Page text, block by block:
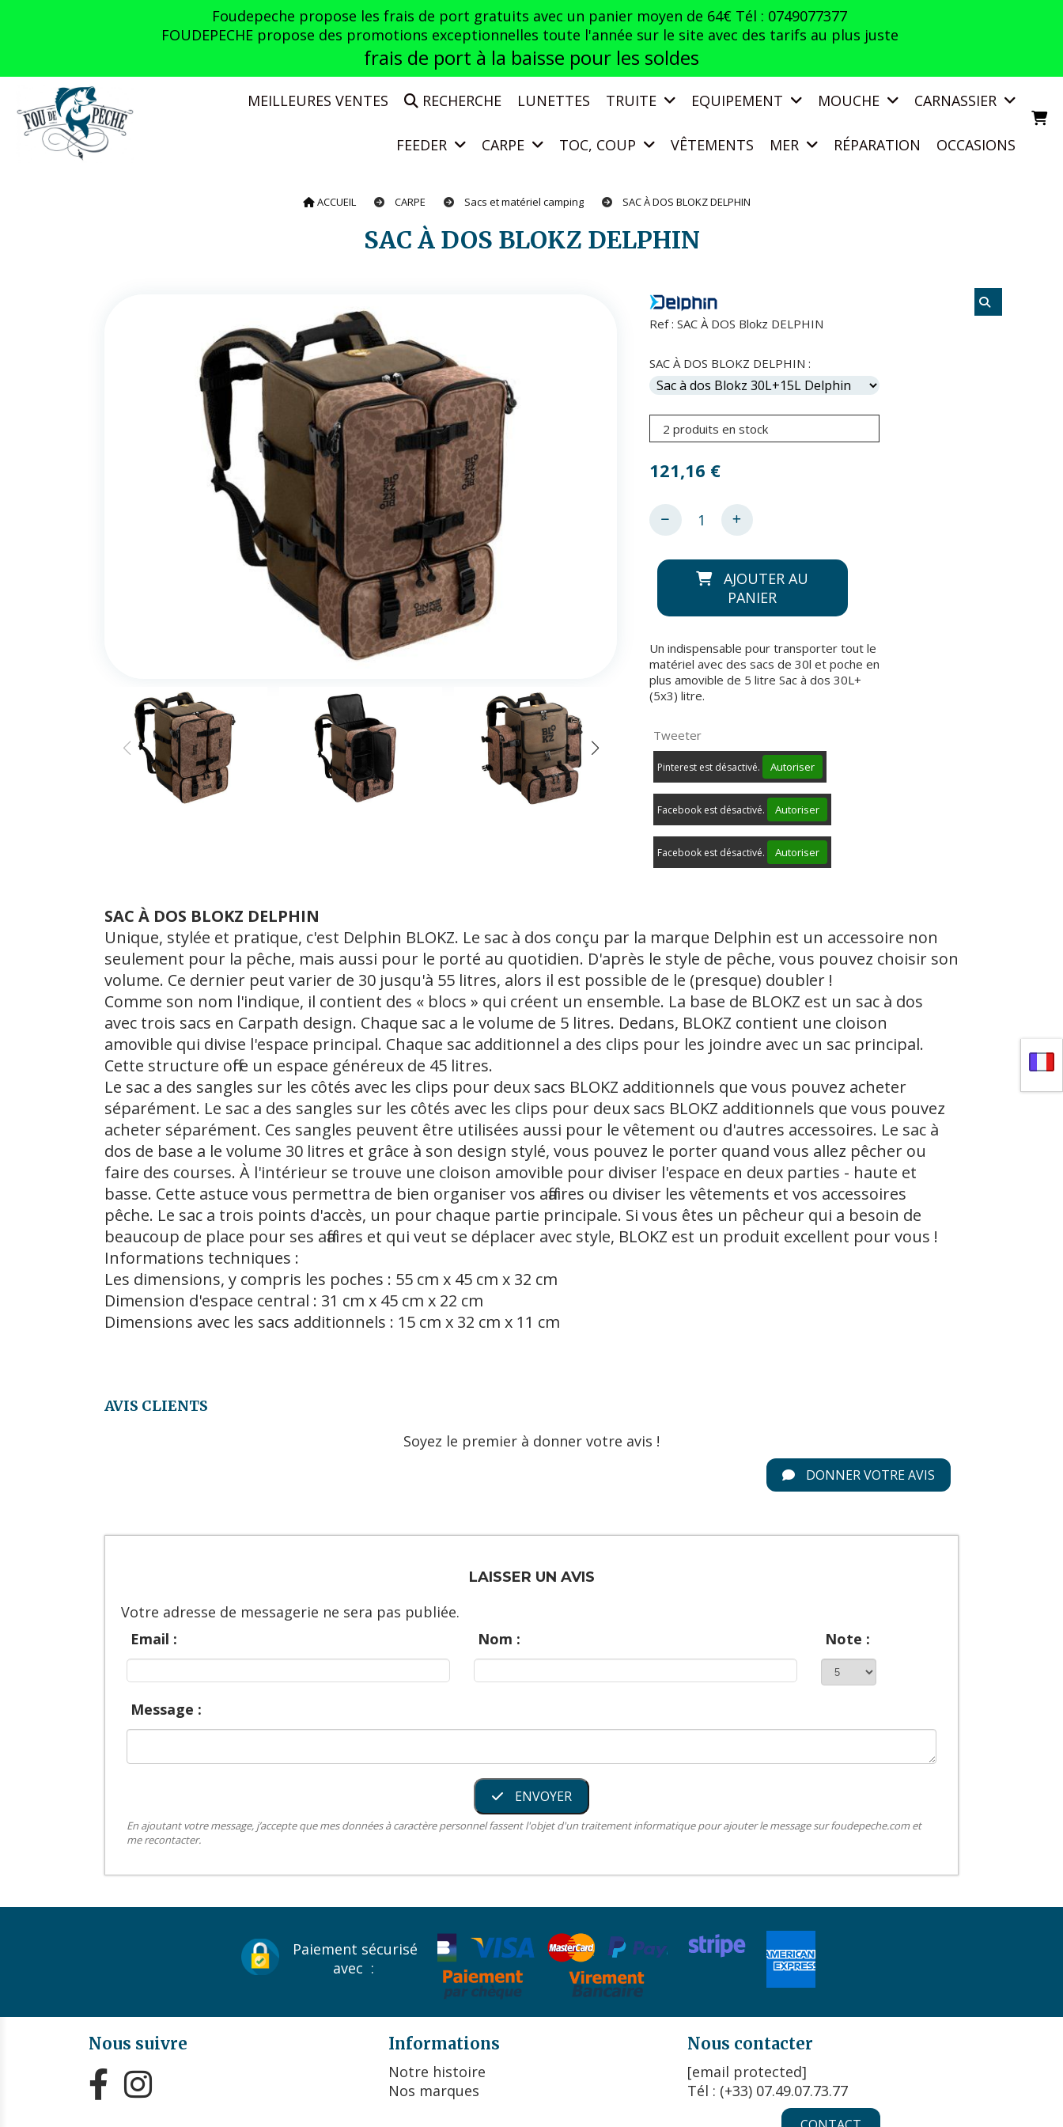
Foudepeche propose les frais de port gratuits avec un panier moyen de 64€ Tél : 0749077377
FOUDEPECHE propose des promotions exceptionnelles toute l'année sur le site avec des tarifs au plus juste
frais de port à la baisse pour les soldes
MEILLEURES VENTES RECHERCHE LUNETTES TRUITE EQUIPEMENT MOUCHE CARNASSIER
FEEDER CARPE TOC, COUP VÊTEMENTS MER RÉPARATION OCCASIONS
ACCUEIL CARPE Sacs et matériel camping SAC À DOS BLOKZ DELPHIN
SAC À DOS BLOKZ DELPHIN
Ref : SAC À DOS Blokz DELPHIN
SAC À DOS BLOKZ DELPHIN :
2 produits en stock
121,16 €
AJOUTER AU
PANIER
Un indispensable pour transporter tout le
matériel avec des sacs de 30l et poche en
plus amovible de 5 litre Sac à dos 30L+
(5x3) litre.
Tweeter
Pinterest est désactivé. Autoriser
Facebook est désactivé. Autoriser
Facebook est désactivé. Autoriser
SAC À DOS BLOKZ DELPHIN
Unique, stylée et pratique, c'est Delphin BLOKZ. Le sac à dos conçu par la marque Delphin est un accessoire non
seulement pour la pêche, mais aussi pour le porté au quotidien. D'après le style de pêche, vous pouvez choisir son
volume. Ce dernier peut varier de 30 jusqu'à 55 litres, alors il est possible de le (presque) doubler !
Comme son nom l'indique, il contient des « blocs » qui créent un ensemble. La base de BLOKZ est un sac à dos
avec trois sacs en Carpath design. Chaque sac a le volume de 5 litres. Dedans, BLOKZ contient une cloison
amovible qui divise l'espace principal. Chaque sac additionnel a des clips pour les joindre avec un sac principal.
Cette structure offre un espace généreux de 45 litres.
Le sac a des sangles sur les côtés avec les clips pour deux sacs BLOKZ additionnels que vous pouvez acheter
séparément. Le sac a des sangles sur les côtés avec les clips pour deux sacs BLOKZ additionnels que vous pouvez
acheter séparément. Ces sangles peuvent être utilisées aussi pour le vêtement ou d'autres accessoires. Le sac à
dos de base a le volume 30 litres et grâce à son design stylé, vous pouvez le porter quand vous allez pêcher ou
faire des courses. À l'intérieur se trouve une cloison amovible pour diviser l'espace en deux parties - haute et
basse. Cette astuce vous permettra de bien organiser vos affaires ou diviser les vêtements et vos accessoires
pêche. Le sac a trois points d'accès, un pour chaque partie principale. Si vous êtes un pêcheur qui a besoin de
beaucoup de place pour ses affaires et qui veut se déplacer avec style, BLOKZ est un produit excellent pour vous !
Informations techniques :
Les dimensions, y compris les poches : 55 cm x 45 cm x 32 cm
Dimension d'espace central : 31 cm x 45 cm x 22 cm
Dimensions avec les sacs additionnels : 15 cm x 32 cm x 11 cm
AVIS CLIENTS
Soyez le premier à donner votre avis !
DONNER VOTRE AVIS
LAISSER UN AVIS
Votre adresse de messagerie ne sera pas publiée.
Email :
Nom : Note :
Message :
ENVOYER
En ajoutant votre message, j’accepte que mes données à caractère personnel fassent l'objet d'un traitement informatique pour ajouter le message sur foudepeche.com et
me recontacter.
Paiement sécurisé
avec :
Nous suivre
 
Informations
Notre histoire
Nos marques
Nous contacter
[email protected]
Tél : (+33) 07.49.07.73.77